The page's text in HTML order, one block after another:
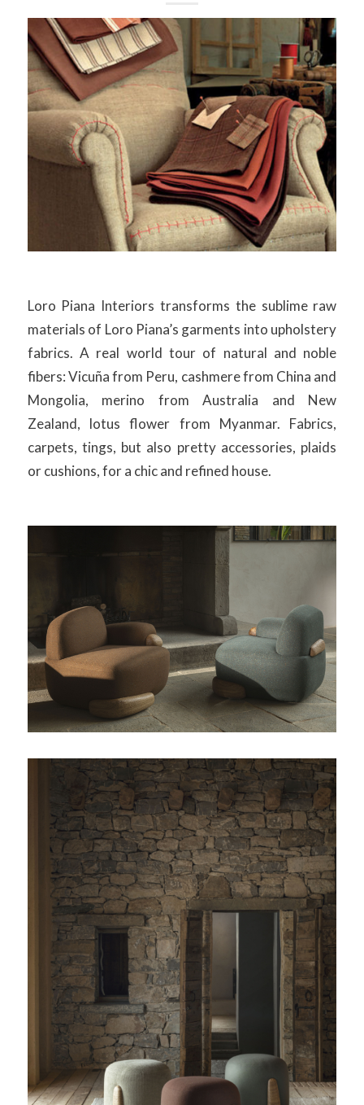
Loro Piana Interiors transforms the sublime raw
materials of Loro Piana’s garments into upholstery
fabrics. A real world tour of natural and noble
fibers: Vicuña from Peru, cashmere from China and
Mongolia, merino from Australia and New
Zealand, lotus flower from Myanmar. Fabrics,
carpets, tings, but also pretty accessories, plaids
or cushions, for a chic and refined house.